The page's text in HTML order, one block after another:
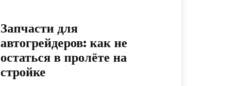
Запчасти для
автогрейдеров: как не
остаться в пролёте на
стройке